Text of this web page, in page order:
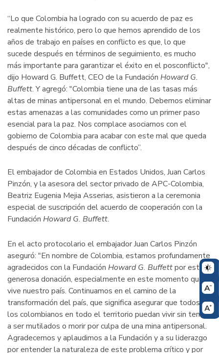
“Lo que Colombia ha logrado con su acuerdo de paz es
realmente histórico, pero lo que hemos aprendido de los
años de trabajo en países en conflicto es que, lo que
sucede después en términos de seguimiento, es mucho
más importante para garantizar el éxito en el posconflicto",
dijo Howard G. Buffett, CEO de la Fundación Howard G.
Buffett. Y agregó: "Colombia tiene una de las tasas más
altas de minas antipersonal en el mundo. Debemos eliminar
estas amenazas a las comunidades como un primer paso
esencial para la paz. Nos complace asociarnos con el
gobierno de Colombia para acabar con este mal que queda
después de cinco décadas de conflicto”.
El embajador de Colombia en Estados Unidos, Juan Carlos
Pinzón, y la asesora del sector privado de APC-Colombia,
Beatriz Eugenia Mejia Asserias, asistieron a la ceremonia
especial de suscripción del acuerdo de cooperación con la
Fundación Howard G. Buffett.
En el acto protocolario el embajador Juan Carlos Pinzón
aseguró: "En nombre de Colombia, estamos profundamente
agradecidos con la Fundación Howard G. Buffettpor esta
generosa donación, especialmente en este momento que
vive nuestro país. Continuamos en el camino de la
transformación del país, que significa asegurar que todos
los colombianos en todo el territorio puedan vivir sin temor
a ser mutilados o morir por culpa de una mina antipersonal.
Agradecemos y aplaudimos a la Fundación y a su liderazgo
por entender la naturaleza de este problema crítico y por